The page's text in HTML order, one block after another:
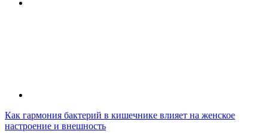
Как гармония бактерий в кишечнике влияет на женское
настроение и внешность